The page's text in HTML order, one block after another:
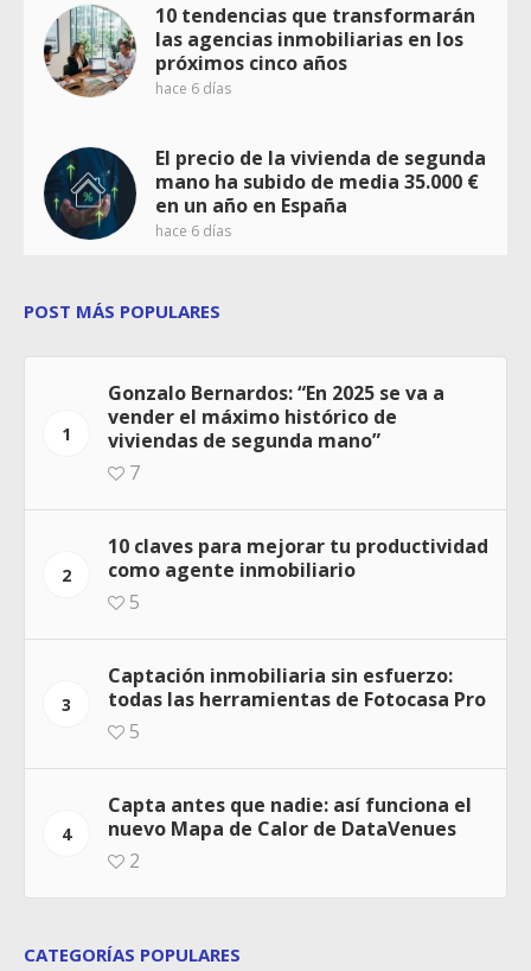
10 tendencias que transformarán
las agencias inmobiliarias en los
próximos cinco años
hace 6 días
El precio de la vivienda de segunda
mano ha subido de media 35.000 €
en un año en España
hace 6 días
POST MÁS POPULARES
1
Gonzalo Bernardos: “En 2025 se va a
vender el máximo histórico de
viviendas de segunda mano”
7
2
10 claves para mejorar tu productividad
como agente inmobiliario
5
3
Captación inmobiliaria sin esfuerzo:
todas las herramientas de Fotocasa Pro
5
4
Capta antes que nadie: así funciona el
nuevo Mapa de Calor de DataVenues
2
CATEGORÍAS POPULARES